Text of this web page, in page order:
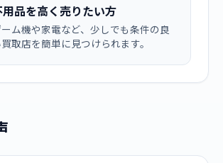
品を高く売りたい方
ム機や家電など、少しでも条件の良
取店を簡単に見つけられます。